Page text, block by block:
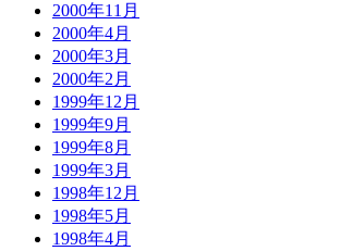
2000年11月
2000年4月
2000年3月
2000年2月
1999年12月
1999年9月
1999年8月
1999年3月
1998年12月
1998年5月
1998年4月